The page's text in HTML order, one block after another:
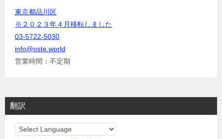
東京都品川区
※２０２３年４月移転しました
03-5722-5030
info@oste.world
営業時間：不定期
翻訳